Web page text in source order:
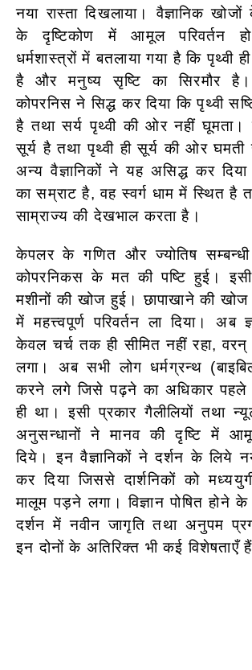
नया रास्ता दिखलाया। वैज्ञानिक
के दृष्टिकोण में आमूल परिवर्तन
धर्मशास्त्रों में बतलाया गया है कि पृथ्वी
है और मनुष्य सृष्टि का सिरमौर है।
कोपरनिस ने सिद्ध कर दिया कि पृथ्वी
है तथा सर्य पृथ्वी की ओर नहीं घूमता।
सूर्य है तथा पृथ्वी ही सूर्य की ओर
अन्य वैज्ञानिकों ने यह असिद्ध कर
का सम्राट है, वह स्वर्ग धाम में स्थित है
साम्राज्य की देखभाल करता है।
केपलर के गणित और ज्योतिष
कोपरनिकस के मत की पष्टि हुई।
मशीनों की खोज हुई। छापाखाने की खोज
में महत्त्वपूर्ण परिवर्तन ला दिया। अब
केवल चर्च तक ही सीमित नहीं रहा,
लगा। अब सभी लोग धर्मग्रन्थ
करने लगे जिसे पढ़ने का अधिकार पहले
ही था। इसी प्रकार गैलीलियों तथा
अनुसन्धानों ने मानव की दृष्टि में
दिये। इन वैज्ञानिकों ने दर्शन के लिये
कर दिया जिससे दार्शनिकों को
मालूम पड़ने लगा। विज्ञान पोषित होने
दर्शन में नवीन जागृति तथा अनुपम
इन दोनों के अतिरिक्त भी कई विशेषताएँ